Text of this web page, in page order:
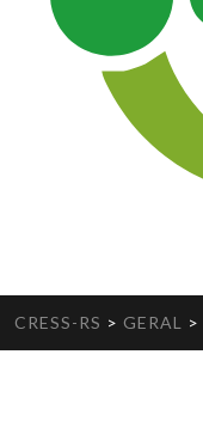
CRESS-RS > GERAL >